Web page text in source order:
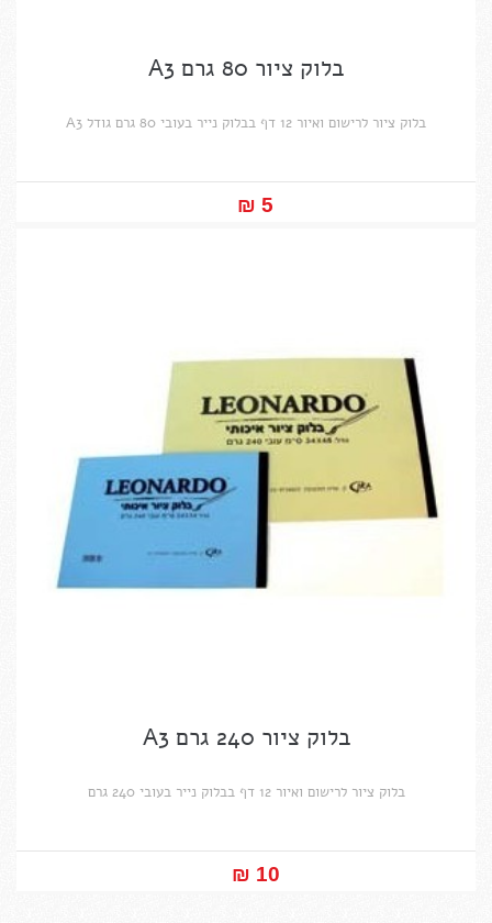
בלוק ציור 80 גרם A3
בלוק ציור לרישום ואיור 12 דף בבלוק נייר בעובי 80 גרם גודל A3
5 ₪‎
בלוק ציור 240 גרם A3
בלוק ציור לרישום ואיור 12 דף בבלוק נייר בעובי 240 גרם
10 ₪‎